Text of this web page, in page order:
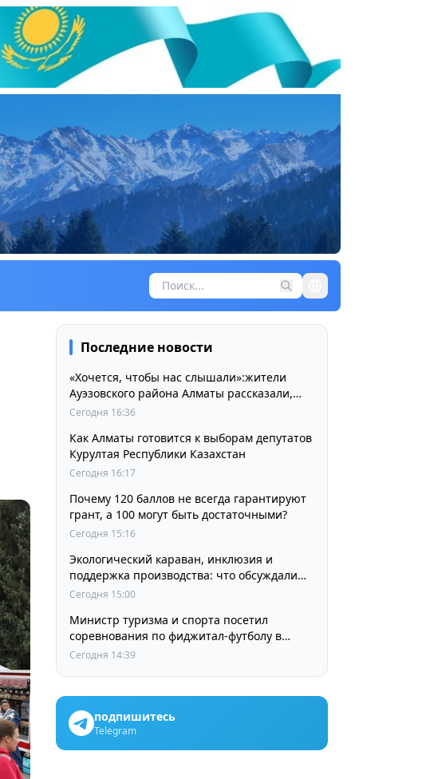
Последние новости
«Хочется, чтобы нас слышали»:жители
Ауэзовского района Алматы рассказали,
чего ждут от выборов депутатов Курултая
Сегодня 16:36
Как Алматы готовится к выборам депутатов
Курултая Республики Казахстан
Сегодня 16:17
Почему 120 баллов не всегда гарантируют
грант, а 100 могут быть достаточными?
Сегодня 15:16
Экологический караван, инклюзия и
поддержка производства: что обсуждали
партии в регионах
Сегодня 15:00
Министр туризма и спорта посетил
соревнования по фиджитал-футболу в
рамках «Игр Будущего 2026»
Сегодня 14:39
подпишитесь
Telegram